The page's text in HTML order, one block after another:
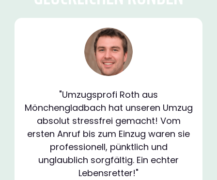
"Umzugsprofi Roth aus
Mönchengladbach hat unseren Umzug
absolut stressfrei gemacht! Vom
ersten Anruf bis zum Einzug waren sie
professionell, pünktlich und
unglaublich sorgfältig. Ein echter
Lebensretter!"